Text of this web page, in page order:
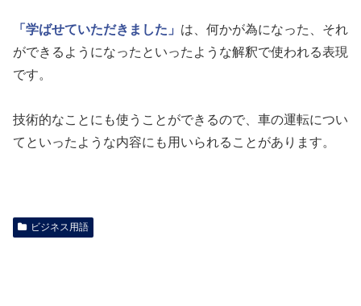
「学ばせていただきました」 は、何かが為になった、それ
ができるようになったといったような解釈で使われる表現
です。
技術的なことにも使うことができるので、車の運転につい
てといったような内容にも用いられることがあります。
ビジネス用語